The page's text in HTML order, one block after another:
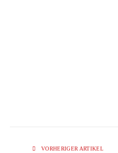
VORHERIGER ARTIKEL